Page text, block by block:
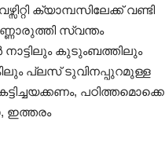
ക്യാമ്പസിലേക്ക് വണ്ടി
സ്വന്തം
നാട്ടിലും കുടുംബത്തിലും
പ്ലസ് ടുവിനപ്പുറമുള്ള
പഠിത്തമൊക്കെ
ഇത്തരം